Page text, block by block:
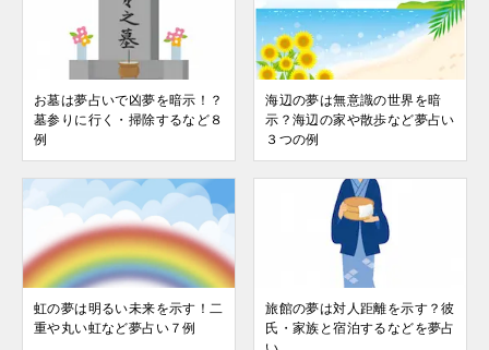
お墓は夢占いで凶夢を暗示！？
墓参りに行く・掃除するなど８
例
海辺の夢は無意識の世界を暗
示？海辺の家や散歩など夢占い
３つの例
虹の夢は明るい未来を示す！二
重や丸い虹など夢占い７例
旅館の夢は対人距離を示す？彼
氏・家族と宿泊するなどを夢占